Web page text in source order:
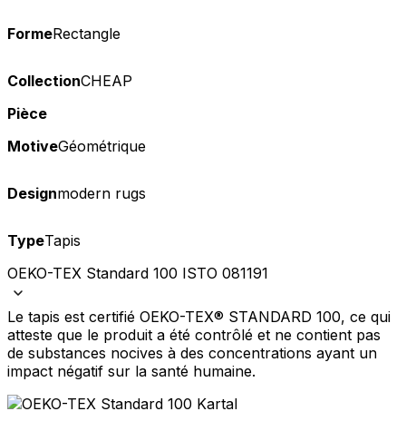
FormeRectangle
CollectionCHEAP
Pièce
MotiveGéométrique
Designmodern rugs
TypeTapis
OEKO-TEX Standard 100 ISTO 081191
Le tapis est certifié OEKO-TEX® STANDARD 100, ce qui
atteste que le produit a été contrôlé et ne contient pas
de substances nocives à des concentrations ayant un
impact négatif sur la santé humaine.